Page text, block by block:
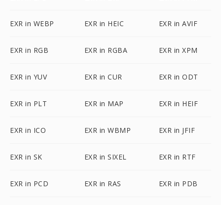
EXR in WEBP EXR in HEIC EXR in AVIF
EXR in RGB EXR in RGBA EXR in XPM
EXR in YUV EXR in CUR EXR in ODT
EXR in PLT EXR in MAP EXR in HEIF
EXR in ICO EXR in WBMP EXR in JFIF
EXR in SK EXR in SIXEL EXR in RTF
EXR in PCD EXR in RAS EXR in PDB